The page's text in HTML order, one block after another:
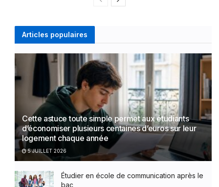
Articles populaires
Cette astuce toute simple permet aux étudiants
d’économiser plusieurs centaines d’euros sur leur
logement chaque année
5 JUILLET 2026
Étudier en école de communication après le
bac